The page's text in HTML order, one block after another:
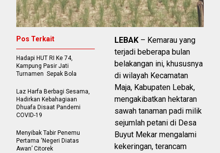
LEBAK – Kemarau yang
terjadi beberapa bulan
belakangan ini, khususnya
di wilayah Kecamatan
Maja, Kabupaten Lebak,
mengakibatkan hektaran
sawah tanaman padi milik
sejumlah petani di Desa
Buyut Mekar mengalami
kekeringan, terancam
Pos Terkait
Hadapi HUT RI Ke 74,
Kampung Pasir Jati
Turnamen Sepak Bola
Laz Harfa Berbagi Sesama,
Hadirkan Kebahagiaan
Dhuafa Disaat Pandemi
COVID-19
Menyibak Tabir Penemu
Pertama ‘Negeri Diatas
Awan’ Citorek